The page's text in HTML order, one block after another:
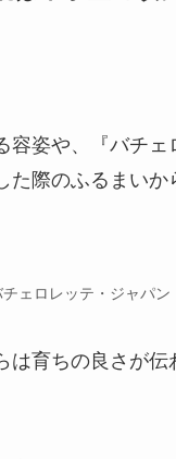
容姿や、『バチェ
た際のふるまいか
チェロレッテ・ジャパン
は育ちの良さが伝